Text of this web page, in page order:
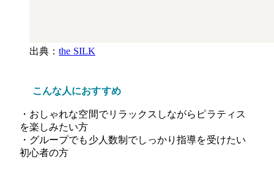
出典：the SILK
こんな人におすすめ
・おしゃれな空間でリラックスしながらピラティス
を楽しみたい方
・グループでも少人数制でしっかり指導を受けたい
初心者の方